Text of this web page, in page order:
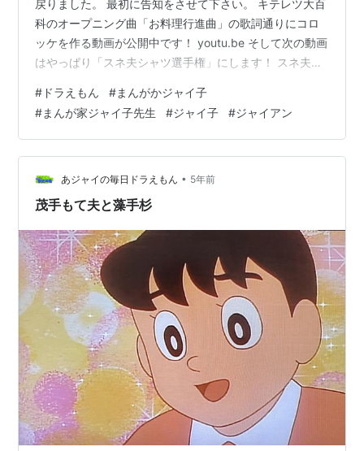
戻りました。 最初に告知をさせて下さい。 キテレツ大百
科のオープニング曲「お料理行進曲」の歌詞通りにコロ
ッケを作る動画が公開中です！ youtu.be そして次の動画
はやっぱり「スネ夫シャツ選手権」にします！ スネ夫の
しばらくお待ちくださいませ！ さて、4月のテレ朝チャ
ンネルでは1983年のドラえもんが放送中でございます。
先日もブログに書いた通り、90年代に再放送されていた
作品も多い（たぶん）ので見覚えがあるお話がちらほ
ら。 そんな中、今回はこちら「まんがかジャイ子」 のび
太が自分の描いた漫…
# ドラえもん #まんがかジャイ子
#まんが家ジャイ子先生 #ジャイ子 #ジャイアン
あジャイの毎日ドラえもん • 5年前
茂手もて夫と藻手杉